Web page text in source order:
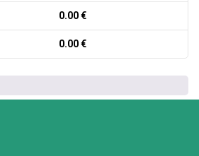
0.00€
0.00€